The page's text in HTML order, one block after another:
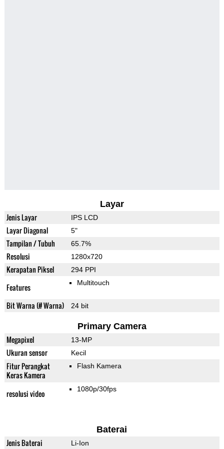
Layar
Jenis Layar IPS LCD
Layar Diagonal 5"
Tampilan / Tubuh 65.7%
Resolusi 1280x720
Kerapatan Piksel 294 PPI
Features Multitouch
Bit Warna (# Warna) 24 bit
Primary Camera
Megapixel 13-MP
Ukuran sensor Kecil
Fitur Perangkat
Keras Kamera
Flash Kamera
resolusi video 1080p/30fps
Baterai
Jenis Baterai Li-Ion